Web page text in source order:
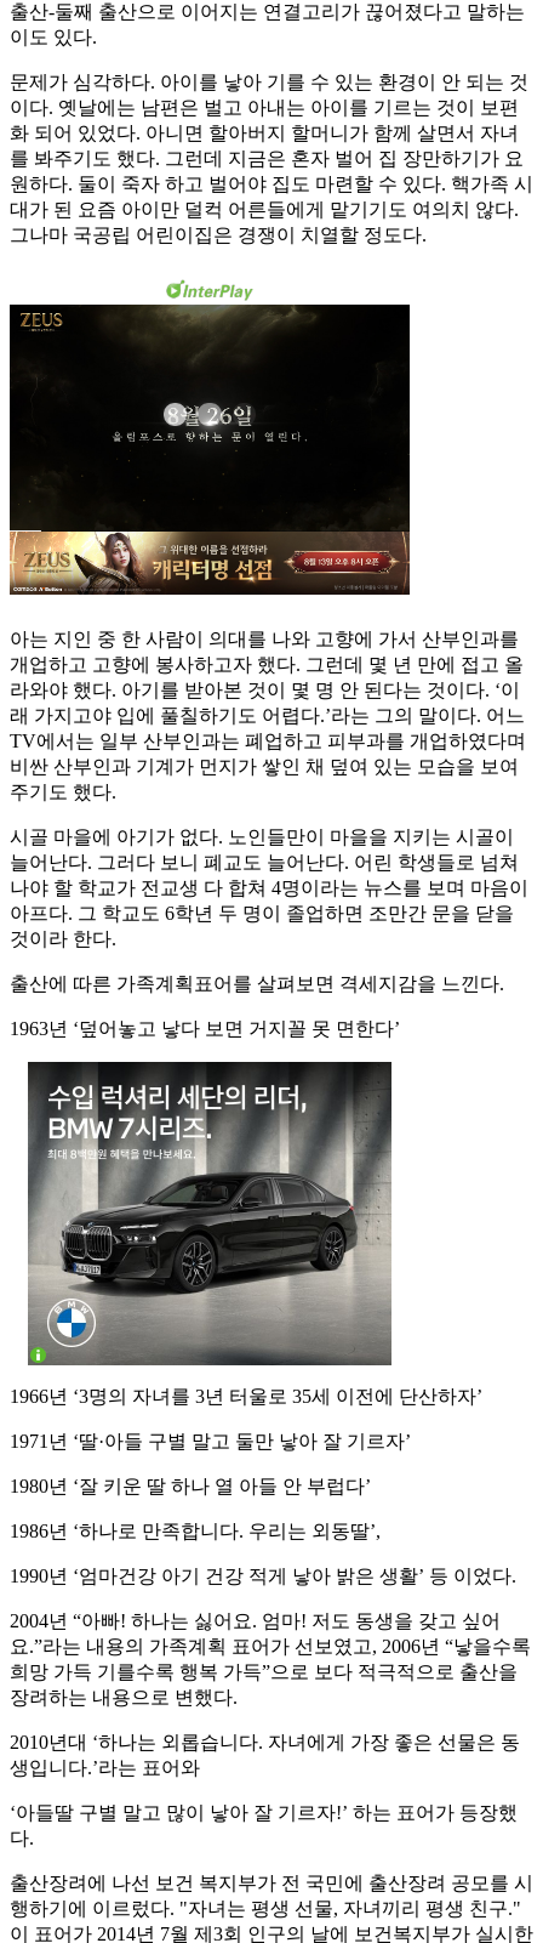
출산-둘째 출산으로 이어지는 연결고리가 끊어졌다고 말하는
이도 있다.
문제가 심각하다. 아이를 낳아 기를 수 있는 환경이 안 되는 것
이다. 옛날에는 남편은 벌고 아내는 아이를 기르는 것이 보편
화 되어 있었다. 아니면 할아버지 할머니가 함께 살면서 자녀
를 봐주기도 했다. 그런데 지금은 혼자 벌어 집 장만하기가 요
원하다. 둘이 죽자 하고 벌어야 집도 마련할 수 있다. 핵가족 시
대가 된 요즘 아이만 덜컥 어른들에게 맡기기도 여의치 않다.
그나마 국공립 어린이집은 경쟁이 치열할 정도다.
아는 지인 중 한 사람이 의대를 나와 고향에 가서 산부인과를
개업하고 고향에 봉사하고자 했다. 그런데 몇 년 만에 접고 올
라와야 했다. 아기를 받아본 것이 몇 명 안 된다는 것이다. ‘이
래 가지고야 입에 풀칠하기도 어렵다.’라는 그의 말이다. 어느
TV에서는 일부 산부인과는 폐업하고 피부과를 개업하였다며
비싼 산부인과 기계가 먼지가 쌓인 채 덮여 있는 모습을 보여
주기도 했다.
시골 마을에 아기가 없다. 노인들만이 마을을 지키는 시골이
늘어난다. 그러다 보니 폐교도 늘어난다. 어린 학생들로 넘쳐
나야 할 학교가 전교생 다 합쳐 4명이라는 뉴스를 보며 마음이
아프다. 그 학교도 6학년 두 명이 졸업하면 조만간 문을 닫을
것이라 한다.
출산에 따른 가족계획표어를 살펴보면 격세지감을 느낀다.
1963년 ‘덮어놓고 낳다 보면 거지꼴 못 면한다’
1966년 ‘3명의 자녀를 3년 터울로 35세 이전에 단산하자’
1971년 ‘딸·아들 구별 말고 둘만 낳아 잘 기르자’
1980년 ‘잘 키운 딸 하나 열 아들 안 부럽다’
1986년 ‘하나로 만족합니다. 우리는 외동딸’,
1990년 ‘엄마건강 아기 건강 적게 낳아 밝은 생활’ 등 이었다.
2004년 “아빠! 하나는 싫어요. 엄마! 저도 동생을 갖고 싶어
요.”라는 내용의 가족계획 표어가 선보였고, 2006년 “낳을수록
희망 가득 기를수록 행복 가득”으로 보다 적극적으로 출산을
장려하는 내용으로 변했다.
2010년대 ‘하나는 외롭습니다. 자녀에게 가장 좋은 선물은 동
생입니다.’라는 표어와
‘아들딸 구별 말고 많이 낳아 잘 기르자!’ 하는 표어가 등장했
다.
출산장려에 나선 보건 복지부가 전 국민에 출산장려 공모를 시
행하기에 이르렀다. "자녀는 평생 선물, 자녀끼리 평생 친구."
이 표어가 2014년 7월 제3회 인구의 날에 보건복지부가 실시한